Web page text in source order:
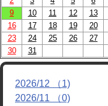
9
10 11 12 13
16
17 18 19 20
23
24 25 26 27
30
31
2026/12 （1)
2026/11 （0)